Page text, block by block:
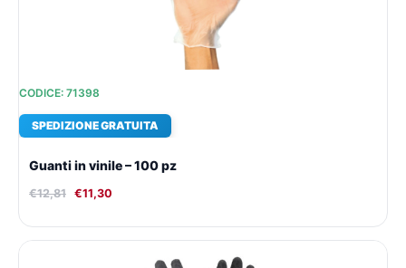
CODICE: 71398
SPEDIZIONE GRATUITA
Guanti in vinile – 100 pz
€12,81 €11,30